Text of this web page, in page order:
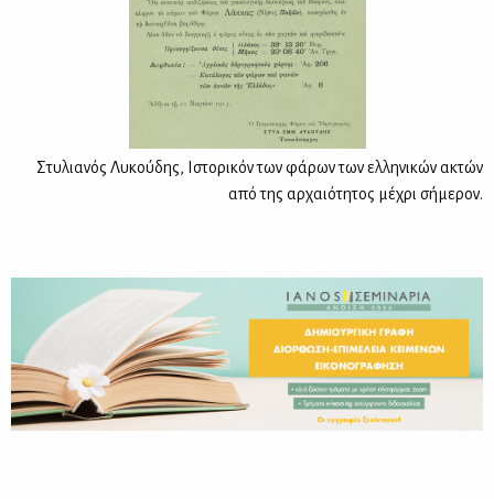
Στυλιανός Λυκούδης, Ιστορικόν των φάρων των ελληνικών ακτών
από της αρχαιότητος μέχρι σήμερον.